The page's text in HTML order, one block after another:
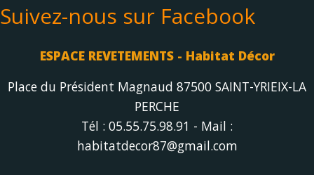
Suivez-nous sur Facebook
ESPACE REVETEMENTS - Habitat Décor
Place du Président Magnaud 87500 SAINT-YRIEIX-LA
PERCHE
Tél : 05.55.75.98.91 - Mail :
habitatdecor87@gmail.com